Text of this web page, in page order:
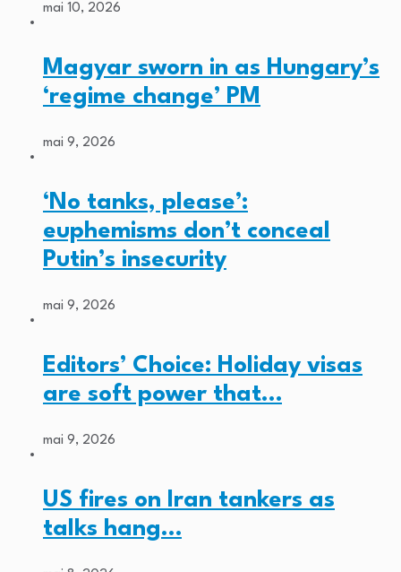
mai 10, 2026
Magyar sworn in as Hungary’s
‘regime change’ PM
mai 9, 2026
‘No tanks, please’:
euphemisms don’t conceal
Putin’s insecurity
mai 9, 2026
Editors’ Choice: Holiday visas
are soft power that…
mai 9, 2026
US fires on Iran tankers as
talks hang…